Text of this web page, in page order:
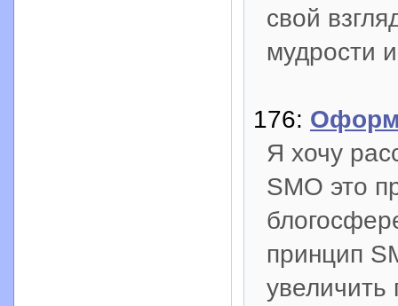
свой
мудрости
176:
Я хочу
SMO это
принцип
увеличить